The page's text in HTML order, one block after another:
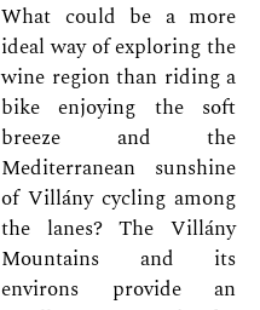
What could be a more
ideal way of exploring the
wine region than riding a
bike enjoying the soft
breeze and the
Mediterranean sunshine
of Villány cycling among
the lanes? The Villány
Mountains and its
environs provide an